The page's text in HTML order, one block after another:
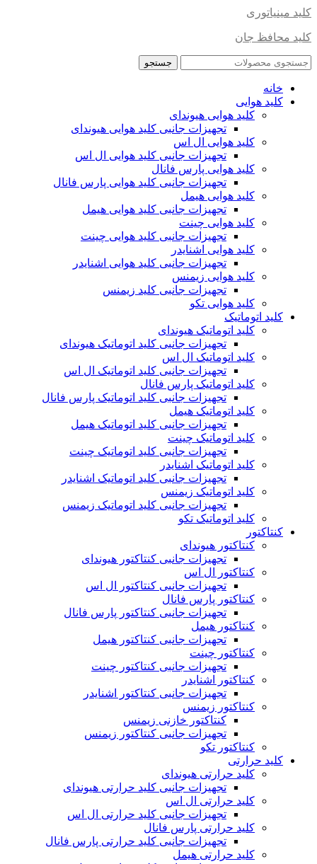
کلید مینیاتوری
کلید محافظ جان
جستجو
خانه
کلید هوایی
کلید هوایی هیوندای
تجهیزات جانبی کلید هوایی هیوندای
کلید هوایی ال اس
تجهیزات جانبی کلید هوایی ال اس
کلید هوایی پارس فانال
تجهیزات جانبی کلید هوایی پارس فانال
کلید هوایی هیمل
تجهیزات جانبی کلید هوایی هیمل
کلید هوایی چینت
تجهیزات جانبی کلید هوایی چینت
کلید هوایی اشنایدر
تجهیزات جانبی کلید هوایی اشنایدر
کلید هوایی زیمنس
تجهیزات جانبی کلید زیمنس
کلید هوایی تکو
کلید اتوماتیک
کلید اتوماتیک هیوندای
تجهیزات جانبی کلید اتوماتیک هیوندای
کلید اتوماتیک ال اس
تجهیزات جانبی کلید اتوماتیک ال اس
کلید اتوماتیک پارس فانال
تجهیزات جانبی کلید اتوماتیک پارس فانال
کلید اتوماتیک هیمل
تجهیزات جانبی کلید اتوماتیک هیمل
کلید اتوماتیک چینت
تجهیزات جانبی کلید اتوماتیک چینت
کلید اتوماتیک اشنایدر
تجهیزات جانبی کلید اتوماتیک اشنایدر
کلید اتوماتیک زیمنس
تجهیزات جانبی کلید اتوماتیک زیمنس
کلید اتوماتیک تکو
کنتاکتور
کنتاکتور هیوندای
تجهیزات جانبی کنتاکتور هیوندای
کنتاکتور ال اس
تجهیزات جانبی کنتاکتور ال اس
کنتاکتور پارس فانال
تجهیزات جانبی کنتاکتور پارس فانال
کنتاکتور هیمل
تجهیزات جانبی کنتاکتور هیمل
کنتاکتور چینت
تجهیزات جانبی کنتاکتور چینت
کنتاکتور اشنایدر
تجهیزات جانبی کنتاکتور اشنایدر
کنتاکتور زیمنس
کنتاکتور خازنی زیمنس
تجهیزات جانبی کنتاکتور زیمنس
کنتاکتور تکو
کلید حرارتی
کلید حرارتی هیوندای
تجهیزات جانبی کلید حرارتی هیوندای
کلید حرارتی ال اس
تجهیزات جانبی کلید حرارتی ال اس
کلید حرارتی پارس فانال
تجهیزات جانبی کلید حرارتی پارس فانال
کلید حرارتی هیمل